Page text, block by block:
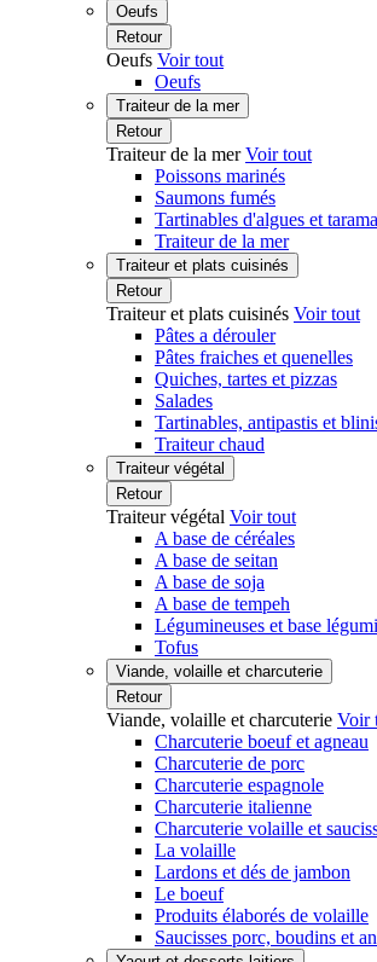
Oeufs
Retour
Oeufs Voir tout
Oeufs
Traiteur de la mer
Retour
Traiteur de la merVoir tout
Poissons marinés
Saumons fumés
Tartinables d'algues et tarama
Traiteur de la mer
Traiteur et plats cuisinés
Retour
Traiteur et plats cuisinés Voir tout
Pâtes a dérouler
Pâtes fraiches et quenelles
Quiches, tartes et pizzas
Salades
Tartinables, antipastis et
Traiteur chaud
Traiteur végétal
Retour
Traiteur végétal Voir tout
A base de céréales
A base de seitan
A base de soja
A base de tempeh
Légumineuses et base
Tofus
Viande, volaille et charcuterie
Retour
Viande, volaille et charcuterie Voir
Charcuterie boeuf et agneau
Charcuterie de porc
Charcuterie espagnole
Charcuterie italienne
Charcuterie volaille et
La volaille
Lardons et dés de jambon
Le boeuf
Produits élaborés de volaille
Saucisses porc, boudins et